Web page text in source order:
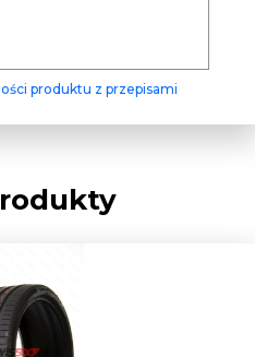
produktu z przepisami